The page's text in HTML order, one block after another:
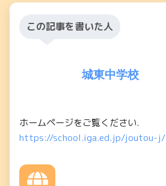
この記事を書いた人
城東中学校
ホームページをご覧ください.
https://school.iga.ed.jp/joutou-j/